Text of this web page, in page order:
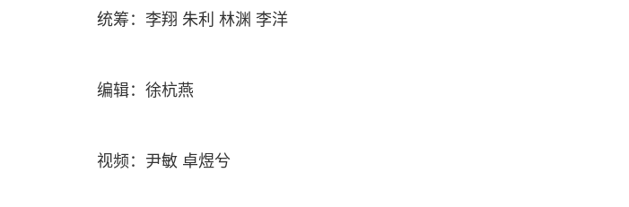
统筹：李翔 朱利 林渊 李洋
编辑：徐杭燕
视频：尹敏 卓煜兮